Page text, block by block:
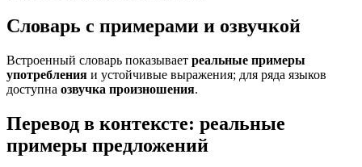
Словарь с примерами и озвучкой
Встроенный словарь показывает реальные примеры
употребления и устойчивые выражения; для ряда языков
доступна озвучка произношения.
Перевод в контексте: реальные
примеры предложений